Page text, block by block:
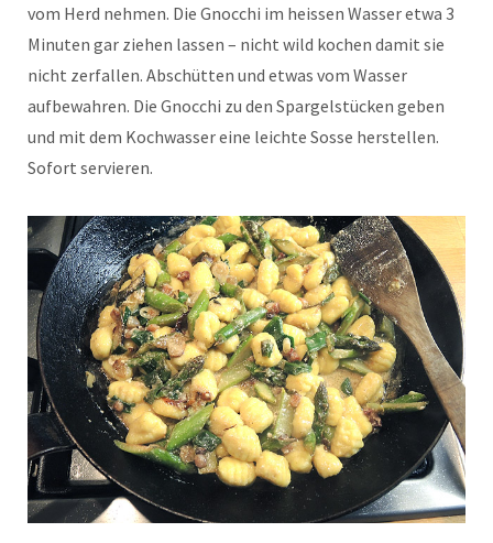
vom Herd nehmen. Die Gnocchi im heissen Wasser etwa 3
Minuten gar ziehen lassen – nicht wild kochen damit sie
nicht zerfallen. Abschütten und etwas vom Wasser
aufbewahren. Die Gnocchi zu den Spargelstücken geben
und mit dem Kochwasser eine leichte Sosse herstellen.
Sofort servieren.